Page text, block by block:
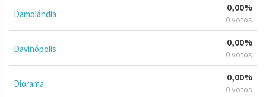
Damolândia
0,00%
0 votos
Davinópolis
0,00%
0 votos
Diorama
0,00%
0 votos